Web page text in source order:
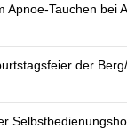
Apnoe-Tauchen bei
der